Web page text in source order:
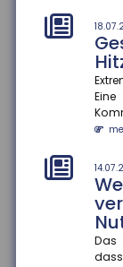
Das
mehr...
mehr...
14.07.2026